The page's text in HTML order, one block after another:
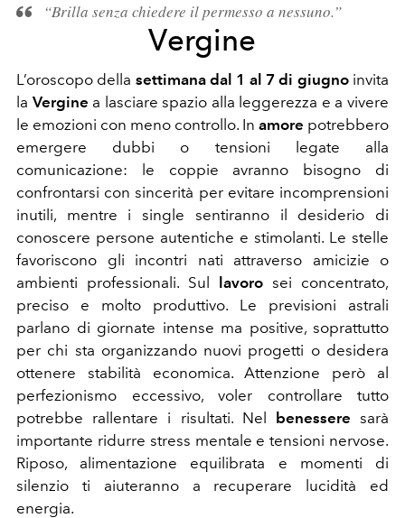
“Brilla senza chiedere il permesso a nessuno.”
Vergine
L’oroscopo della settimana dal 1 al 7 di giugno invita
la Vergine a lasciare spazio alla leggerezza e a vivere
le emozioni con meno controllo. In amore potrebbero
emergere dubbi o tensioni legate alla
comunicazione: le coppie avranno bisogno di
confrontarsi con sincerità per evitare incomprensioni
inutili, mentre i single sentiranno il desiderio di
conoscere persone autentiche e stimolanti. Le stelle
favoriscono gli incontri nati attraverso amicizie o
ambienti professionali. Sul
lavoro sei concentrato,
preciso e molto produttivo. Le previsioni astrali
parlano di giornate intense ma positive, soprattutto
per chi sta organizzando nuovi progetti o desidera
ottenere stabilità economica. Attenzione però al
perfezionismo eccessivo, voler controllare tutto
potrebbe rallentare i risultati. Nel
benessere sarà
importante ridurre stress mentale e tensioni nervose.
Riposo, alimentazione equilibrata e momenti di
silenzio ti aiuteranno a recuperare lucidità ed
energia.